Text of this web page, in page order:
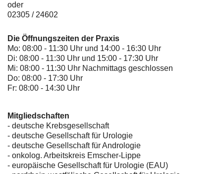
oder
02305 / 24602
Die Öffnungszeiten der Praxis
Mo: 08:00 - 11:30 Uhr und 14:00 - 16:30 Uhr
Di: 08:00 - 11:30 Uhr und 15:00 - 17:30 Uhr
Mi: 08:00 - 11:30 Uhr Nachmittags geschlossen
Do: 08:00 - 17:30 Uhr
Fr: 08:00 - 14:30 Uhr
Mitgliedschaften
- deutsche Krebsgesellschaft
- deutsche Gesellschaft für Urologie
- deutsche Gesellschaft für Andrologie
- onkolog. Arbeitskreis Emscher-Lippe
- europäische Gesellschaft für Urologie (EAU)